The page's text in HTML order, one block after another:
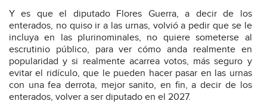
Y es que el diputado Flores Guerra, a decir de los
enterados, no quiso ir a las urnas, volvió a pedir que se le
incluya en las plurinominales, no quiere someterse al
escrutinio público, para ver cómo anda realmente en
popularidad y si realmente acarrea votos, más seguro y
evitar el ridículo, que le pueden hacer pasar en las urnas
con una fea derrota, mejor sanito, en fin, a decir de los
enterados, volver a ser diputado en el 2027.